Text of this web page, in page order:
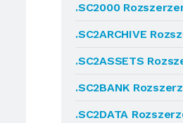
.SC2000
.SC2ARCHIVE
.SC2ASSETS
.SC2BANK
.SC2DATA